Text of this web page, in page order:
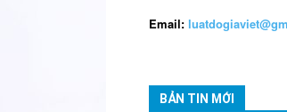
Email:
BẢN TIN MỚI